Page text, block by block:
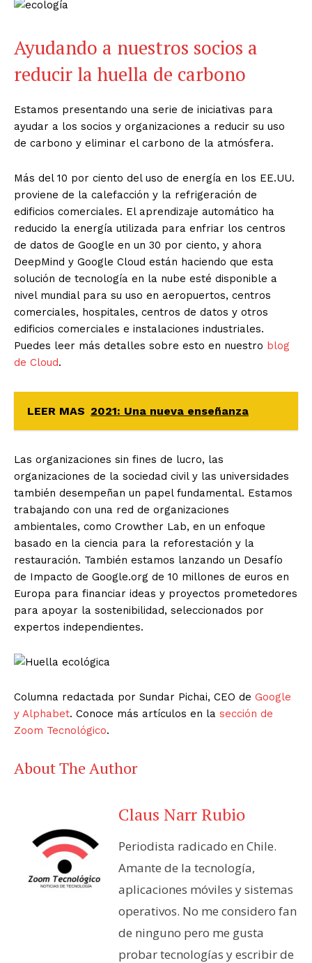
Ayudando a nuestros socios a
reducir la huella de carbono
Estamos presentando una serie de iniciativas para
ayudar a los socios y organizaciones a reducir su uso
de carbono y eliminar el carbono de la atmósfera.
Más del 10 por ciento del uso de energía en los EE.UU.
proviene de la calefacción y la refrigeración de
edificios comerciales. El aprendizaje automático ha
reducido la energía utilizada para enfriar los centros
de datos de Google en un 30 por ciento, y ahora
DeepMind y Google Cloud están haciendo que esta
solución de tecnología en la nube esté disponible a
nivel mundial para su uso en aeropuertos, centros
comerciales, hospitales, centros de datos y otros
edificios comerciales e instalaciones industriales.
Puedes leer más detalles sobre esto en nuestro blog
de Cloud.
LEER MAS 2021: Una nueva enseñanza
Las organizaciones sin fines de lucro, las
organizaciones de la sociedad civil y las universidades
también desempeñan un papel fundamental. Estamos
trabajando con una red de organizaciones
ambientales, como Crowther Lab, en un enfoque
basado en la ciencia para la reforestación y la
restauración. También estamos lanzando un Desafío
de Impacto de Google.org de 10 millones de euros en
Europa para financiar ideas y proyectos prometedores
para apoyar la sostenibilidad, seleccionados por
expertos independientes.
Columna redactada por Sundar Pichai, CEO de Google
y Alphabet. Conoce más artículos en la sección de
Zoom Tecnológico.
About The Author
Claus Narr Rubio
Periodista radicado en Chile.
Amante de la tecnología,
aplicaciones móviles y sistemas
operativos. No me considero fan
de ninguno pero me gusta
probar tecnologías y escribir de